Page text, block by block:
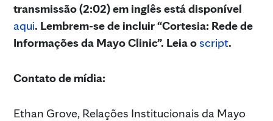
transmissão (2:02) em inglês está disponível
aqui. Lembrem-se de incluir “Cortesia: Rede de
Informações da Mayo Clinic”. Leia oscript.
Contato de mídia:
Ethan Grove, Relações Institucionais da Mayo